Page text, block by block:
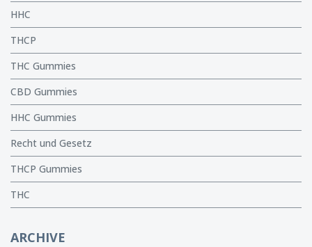
HHC
THCP
THC Gummies
CBD Gummies
HHC Gummies
Recht und Gesetz
THCP Gummies
THC
ARCHIVE